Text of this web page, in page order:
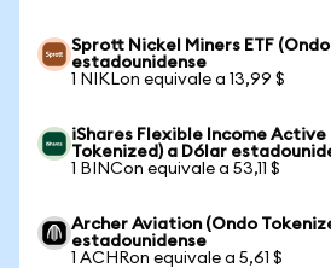
Sprott Nickel Miners ETF
estadounidense
1 NIKLon equivale a 13,99 $
iShares Flexible Income Active
Tokenized) a Dólar
1 BINCon equivale a 53,11 $
Archer Aviation (Ondo
estadounidense
1 ACHRon equivale a 5,61 $